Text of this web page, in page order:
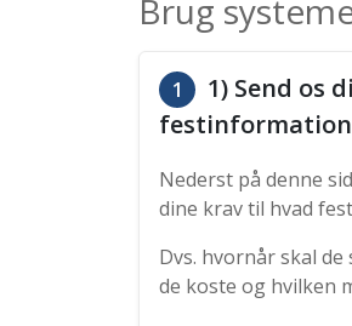
Brug
1
1) Send os
Nederst på denne
dine krav til hvad
Dvs. hvornår skal
de koste og hvilken